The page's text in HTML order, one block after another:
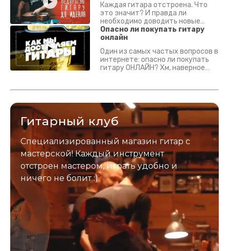
Каждая гитара отстроена. Что
это значит? И правда ли
необходимо доводить новые
гитары? Если кратко - да.
Подробно - в видео :)
Опасно ли покупать гитару
онлайн
Один из самых частых вопросов в
интернете: опасно ли покупать
гитару ОНЛАЙН? Хм, наверное
застрахован. Случись что -
Гитарный клуб
Специализированный магазин гитар с
мастерской! Каждый инструмент
отстроен мастером, играть удобно и
ничего не болит :)